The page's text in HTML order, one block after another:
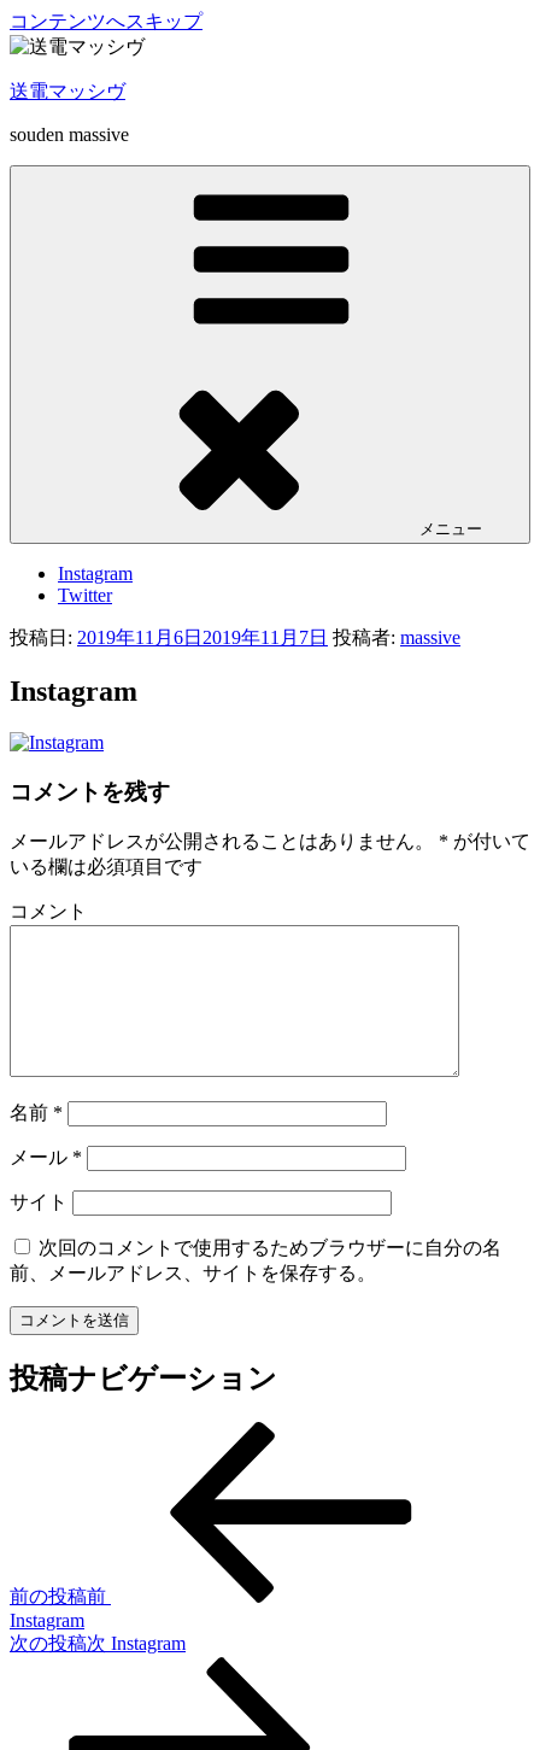
コンテンツへスキップ
送電マッシヴ
souden massive
メニュー
Instagram
Twitter
投稿日: 2019年11月6日 2019年11月7日 投稿者: massive
Instagram
コメントを残す
メールアドレスが公開されることはありません。 * が付いて
いる欄は必須項目です
コメント
名前 *
メール *
サイト
次回のコメントで使用するためブラウザーに自分の名
前、メールアドレス、サイトを保存する。
投稿ナビゲーション
前の投稿前
Instagram
次の投稿次 Instagram